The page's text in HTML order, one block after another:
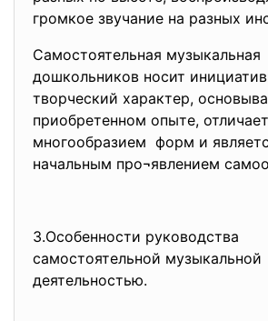
громкое звучание на разных
Самостоятельная музыкальная
дошкольников носит
творческий характер,
приобретенном опыте,
многообразием форм и
начальным про¬явлением
3.Особенности руководства
самостоятельной музыкальной
деятельностью.